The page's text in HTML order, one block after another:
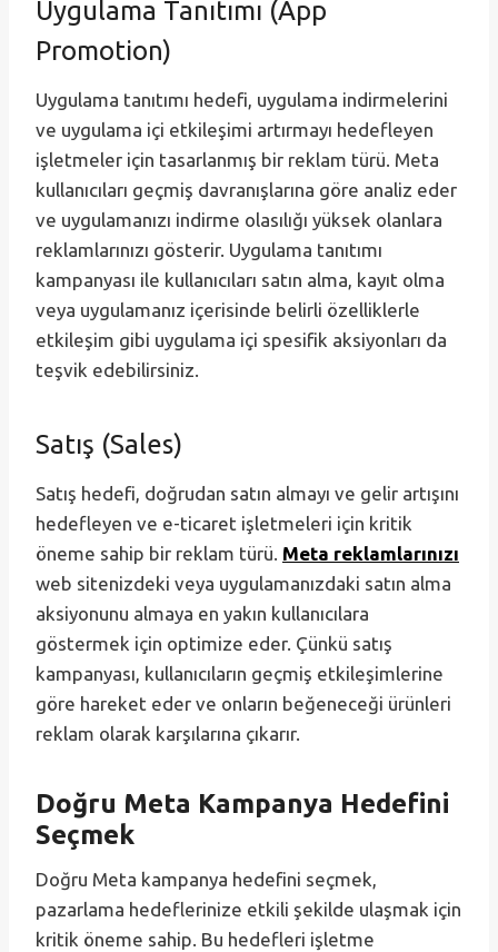
Uygulama Tanıtımı (App
Promotion)
Uygulama tanıtımı hedefi, uygulama indirmelerini
ve uygulama içi etkileşimi artırmayı hedefleyen
işletmeler için tasarlanmış bir reklam türü. Meta
kullanıcıları geçmiş davranışlarına göre analiz eder
ve uygulamanızı indirme olasılığı yüksek olanlara
reklamlarınızı gösterir. Uygulama tanıtımı
kampanyası ile kullanıcıları satın alma, kayıt olma
veya uygulamanız içerisinde belirli özelliklerle
etkileşim gibi uygulama içi spesifik aksiyonları da
teşvik edebilirsiniz.
Satış (Sales)
Satış hedefi, doğrudan satın almayı ve gelir artışını
hedefleyen ve e-ticaret işletmeleri için kritik
öneme sahip bir reklam türü. Meta reklamlarınızı
web sitenizdeki veya uygulamanızdaki satın alma
aksiyonunu almaya en yakın kullanıcılara
göstermek için optimize eder. Çünkü satış
kampanyası, kullanıcıların geçmiş etkileşimlerine
göre hareket eder ve onların beğeneceği ürünleri
reklam olarak karşılarına çıkarır.
Doğru Meta Kampanya Hedefini
Seçmek
Doğru Meta kampanya hedefini seçmek,
pazarlama hedeflerinize etkili şekilde ulaşmak için
kritik öneme sahip. Bu hedefleri işletme